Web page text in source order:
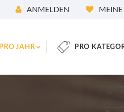
ANMELDEN MEINE
PRO JAHR PRO